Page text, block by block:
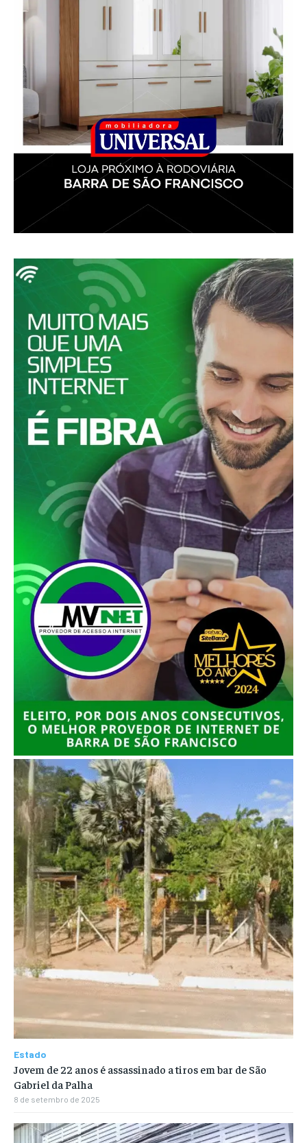
Estado
Jovem de 22 anos é assassinado a tiros em bar de São
Gabriel da Palha
8 de setembro de 2025